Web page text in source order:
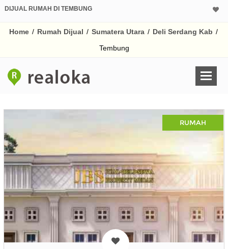
DIJUAL RUMAH DI TEMBUNG
Home / Rumah Dijual / Sumatera Utara / Deli Serdang Kab /
Tembung
RUMAH